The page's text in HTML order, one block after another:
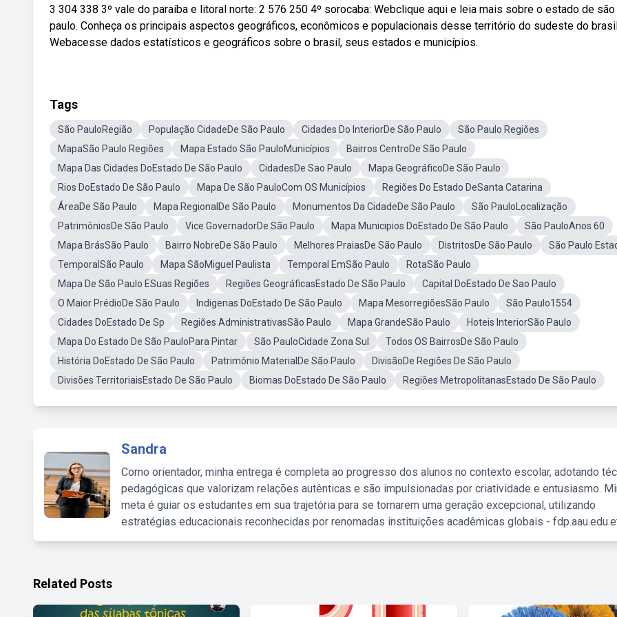
3 304 338 3º vale do paraíba e litoral norte: 2 576 250 4º sorocaba: Webclique aqui e leia mais sobre o estado de são
paulo. Conheça os principais aspectos geográficos, econômicos e populacionais desse território do sudeste do
Webacesse dados estatísticos e geográficos sobre o brasil, seus estados e municípios.
Tags
São PauloRegião População CidadeDe São Paulo Cidades Do InteriorDe São Paulo
São Paulo Regiões
MapaSão Paulo Regiões
Mapa Estado São PauloMunicípios
Bairros CentroDe São Paulo
Mapa Das Cidades DoEstado De São Paulo
CidadesDe Sao Paulo
Mapa GeográficoDe São Paulo
Rios DoEstado De São Paulo
Mapa De São PauloCom OS Municípios
Regiões Do Estado DeSanta Catarina
ÁreaDe São Paulo
Mapa RegionalDe São Paulo Monumentos Da CidadeDe São Paulo
São PauloLocalização
PatrimôniosDe São Paulo
Vice GovernadorDe São Paulo Mapa Municipios DoEstado De São Paulo
São PauloAnos 60
Mapa BrásSão Paulo
Bairro NobreDe São Paulo Melhores PraiasDe São Paulo DistritosDe São Paulo
São Paulo
TemporalSão Paulo
Mapa SãoMiguel Paulista Temporal EmSão Paulo
RotaSão Paulo
Mapa De São Paulo ESuas Regiões
Regiões GeográficasEstado De São Paulo
Capital DoEstado De Sao Paulo
O Maior PrédioDe São Paulo
Indigenas DoEstado De São Paulo Mapa MesorregiõesSão Paulo
São Paulo1554
Cidades DoEstado De Sp
Regiões AdministrativasSão Paulo Mapa GrandeSão Paulo
Hoteis InteriorSão Paulo
Mapa Do Estado De São PauloPara Pintar
São PauloCidade Zona Sul
Todos OS BairrosDe São Paulo
História DoEstado De São Paulo
Patrimônio MaterialDe São Paulo
DivisãoDe Regiões De São Paulo
Divisões TerritoriaisEstado De São Paulo
Biomas DoEstado De São Paulo Regiões MetropolitanasEstado De São Paulo
Sandra
Como orientador, minha entrega é completa ao progresso dos alunos no contexto escolar, adotando
pedagógicas que valorizam relações autênticas e são impulsionadas por criatividade e entusiasmo.
meta é guiar os estudantes em sua trajetória para se tornarem uma geração excepcional, utilizando
estratégias educacionais reconhecidas por renomadas instituições acadêmicas globais -
Related Posts